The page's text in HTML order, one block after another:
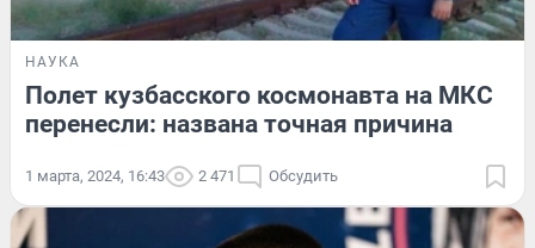
НАУКА
Полет кузбасского космонавта на МКС
перенесли: названа точная причина
1 марта, 2024, 16:43 2 471 Обсудить